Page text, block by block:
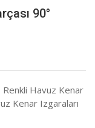
90°
Renkli Havuz Kenar
Kenar Izgaraları